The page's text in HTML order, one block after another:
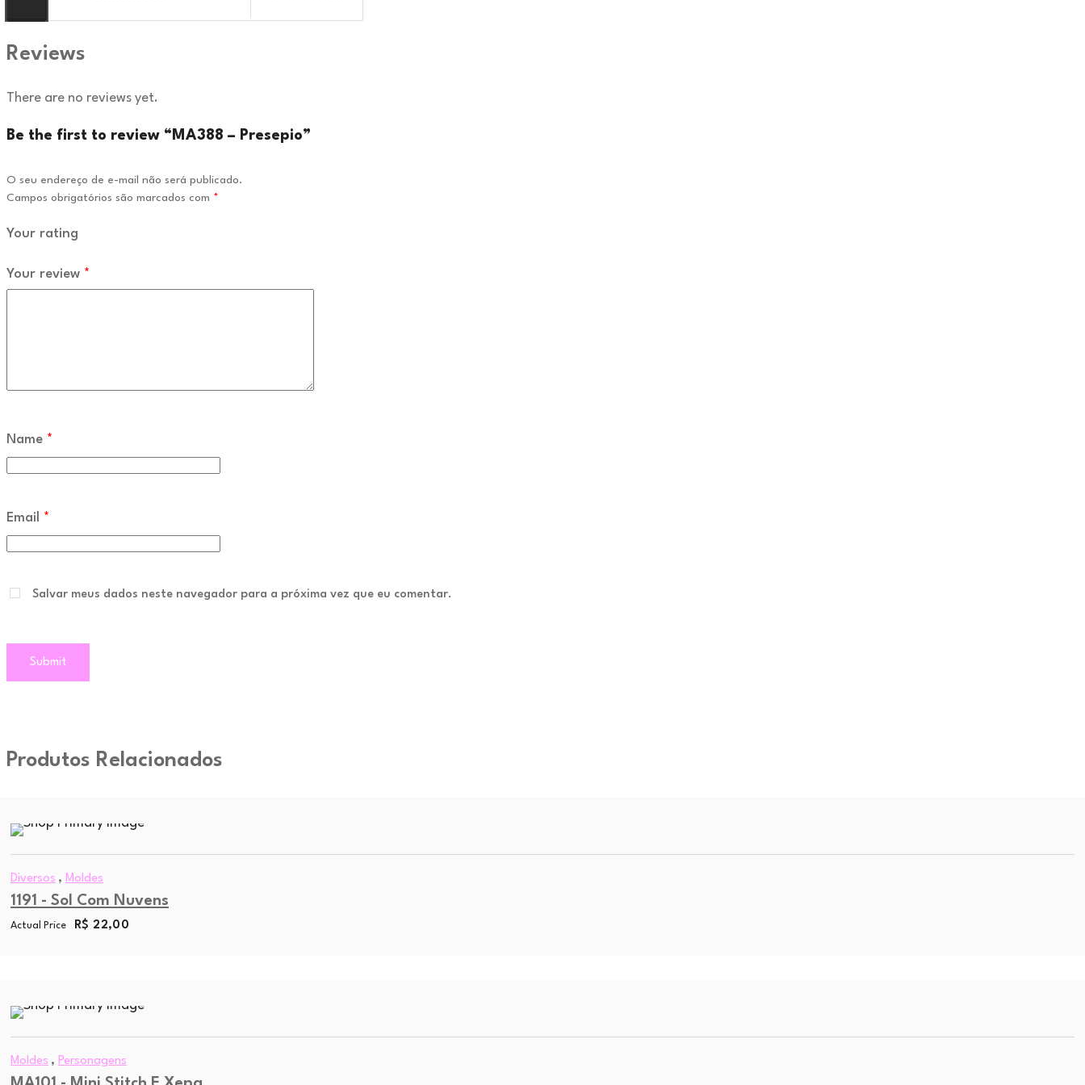
Reviews
There are no reviews yet.
Be the first to review “MA388 – Presepio”
O seu endereço de e-mail não será publicado.
Campos obrigatórios são marcados com *
Your rating
Your review *
Name *
Email *
Salvar meus dados neste navegador para a próxima vez que eu comentar.
Produtos Relacionados
Diversos , Moldes
1191 - Sol Com Nuvens
Actual Price R$ 22,00
Moldes , Personagens